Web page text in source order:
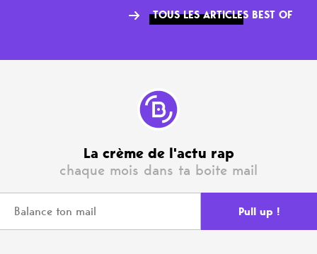
TOUS LES ARTICLES BEST OF
La crème de l'actu rap
chaque mois dans ta boite mail